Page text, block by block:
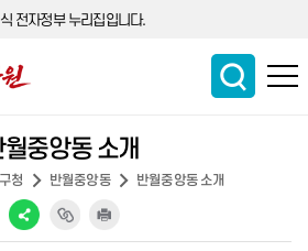
전자정부 누리집입니다.
청 반월중앙동 반월중앙동 소개
월중앙동 소개